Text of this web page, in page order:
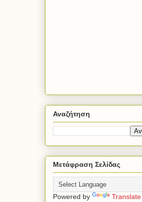
Αναζήτηση
Μετάφραση Σελίδας
Powered by Translate